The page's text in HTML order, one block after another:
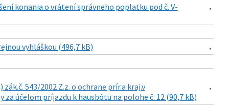
konania o vrátení správneho poplatku pod č. V-
vyhláškou (496,7 kB)
543/2002 Z.z. o ochrane prír.a kraj.v
účelom príjazdu k hausbótu na polohe č. 12 (90,7 kB)